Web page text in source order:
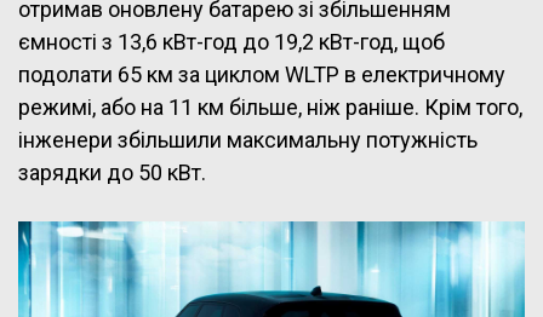
отримав оновлену батарею зі збільшенням
ємності з 13,6 кВт-год до 19,2 кВт-год, щоб
подолати 65 км за циклом WLTP в електричному
режимі, або на 11 км більше, ніж раніше. Крім того,
інженери збільшили максимальну потужність
зарядки до 50 кВт.